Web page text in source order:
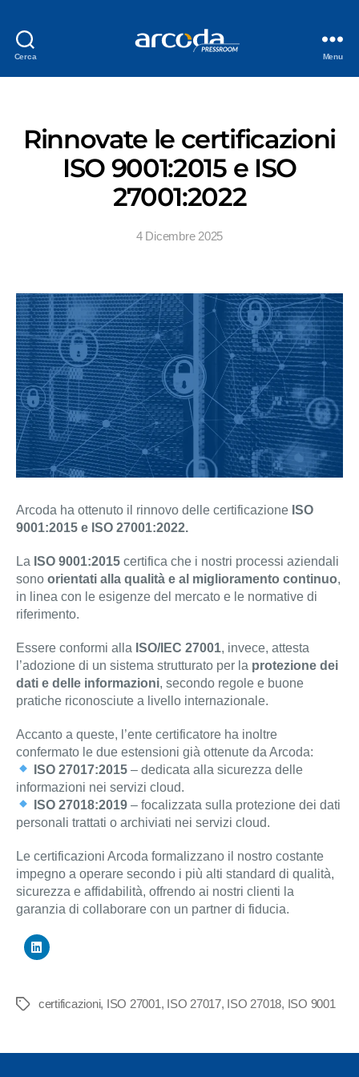
Cerca Menu
Rinnovate le certificazioni
ISO 9001:2015 e ISO
27001:2022
4 Dicembre 2025
Arcoda ha ottenuto il rinnovo delle certificazione ISO
9001:2015 e ISO 27001:2022.
La ISO 9001:2015 certifica che i nostri processi aziendali
sono orientati alla qualità e al miglioramento continuo,
in linea con le esigenze del mercato e le normative di
riferimento.
Essere conformi alla ISO/IEC 27001, invece, attesta
l’adozione di un sistema strutturato per la protezione dei
dati e delle informazioni, secondo regole e buone
pratiche riconosciute a livello internazionale.
Accanto a queste, l’ente certificatore ha inoltre
confermato le due estensioni già ottenute da Arcoda:
ISO 27017:2015 – dedicata alla sicurezza delle
informazioni nei servizi cloud.
ISO 27018:2019 – focalizzata sulla protezione dei dati
personali trattati o archiviati nei servizi cloud.
Le certificazioni Arcoda formalizzano il nostro costante
impegno a operare secondo i più alti standard di qualità,
sicurezza e affidabilità, offrendo ai nostri clienti la
garanzia di collaborare con un partner di fiducia.
Tag certificazioni, ISO 27001, ISO 27017, ISO 27018, ISO 9001